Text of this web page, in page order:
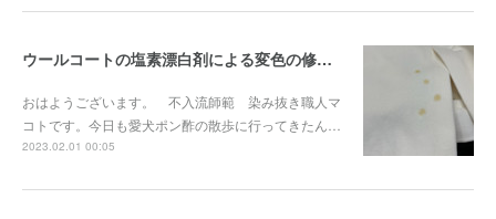
ウールコートの塩素漂白剤による変色の修正事例『染み抜き屋』
おはようございます。 不入流師範 染み抜き職人マ
コトです。今日も愛犬ポン酢の散歩に行ってきたん…
2023.02.01 00:05